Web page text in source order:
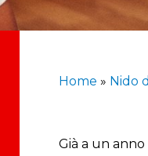
Home » Nido
Già a un